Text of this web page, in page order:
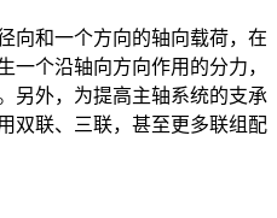
和一个方向的轴向载荷，在
一个沿轴向方向作用的分力，
另外，为提高主轴系统的支承
双联、三联，甚至更多联组配